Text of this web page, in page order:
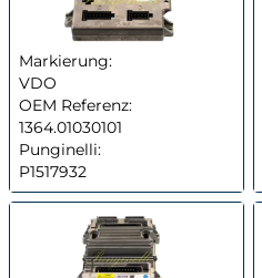
Markierung:
VDO
OEM Referenz:
1364.01030101
Punginelli:
P1517932